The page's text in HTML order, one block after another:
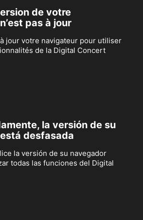
de votre
pas à jour
jour votre navigateur pour utiliser
de la Digital Concert
la versión de su
desfasada
la versión de su navegador
todas las funciones del Digital